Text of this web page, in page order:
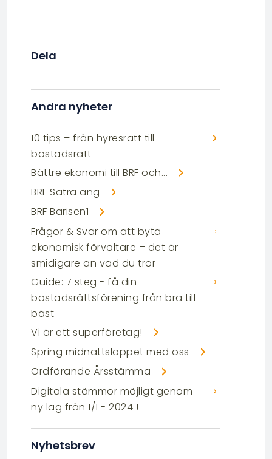
Dela
Andra nyheter
10 tips – från hyresrätt till
bostadsrätt
Bättre ekonomi till BRF och...
BRF Sätra äng
BRF Barisen1
Frågor & Svar om att byta
ekonomisk förvaltare – det är
smidigare än vad du tror
Guide: 7 steg - få din
bostadsrättsförening från bra till
bäst
Vi är ett superföretag!
Spring midnattsloppet med oss
Ordförande Årsstämma
Digitala stämmor möjligt genom
ny lag från 1/1 - 2024 !
Nyhetsbrev